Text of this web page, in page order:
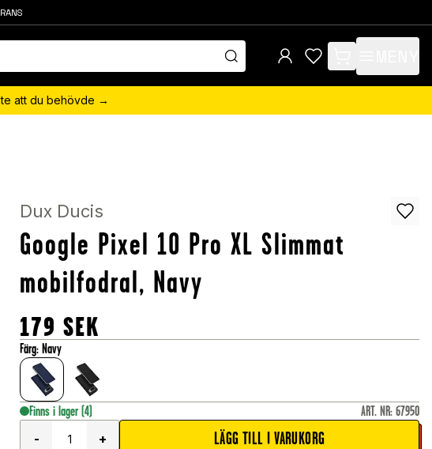
items in cart, view
att du behövde →
Dux Ducis
Google Pixel 10 Pro XL Slimmat
mobilfodral, Navy
179 SEK
Färg: Navy
Finns i lager (4) ART. NR: 67950
-
+ LÄGG TILL I VARUKORG